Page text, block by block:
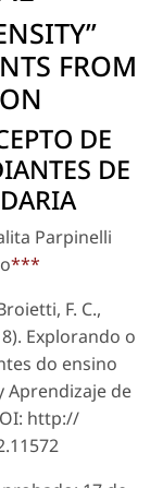
FROM
DE
DE
Parpinelli
***
F. C.,
Explorando o
do ensino
Aprendizaje de
http://